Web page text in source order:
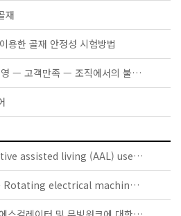
재
용한 골재 안정성 시험방법
KS Q ISO 10002 - 품질경영 — 고객만족 — 조직에서의 불만 처리 가이드라인
IEC TS 63134:2020 - Active assisted living (AAL) use cases
IEC 60034-5:2020 RLV - Rotating electrical machines - Part 5: Degrees of protection provided by the integral design of rotating electrical machines (IP code) - Classification